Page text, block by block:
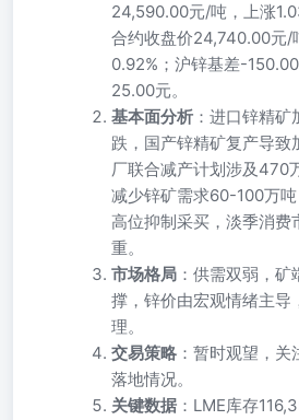
24,590.00元/吨，上涨
合约收盘价24,740.00元/
0.92%；沪锌基差-
25.00元。
基本面分析 ：进口锌精
跌，国产锌精矿复产导致
厂联合减产计划涉及470
减少锌矿需求60-100万
高位抑制采买，淡季消费
重。
市场格局 ：供需双弱，
撑，锌价由宏观情绪主导
理。
交易策略 ：暂时观望，
落地情况。
关键数据 ：LME库存